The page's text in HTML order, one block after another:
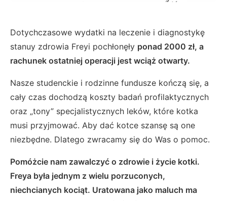
Dotychczasowe wydatki na leczenie i diagnostykę
stanuy zdrowia Freyi pochłonęły ponad 2000 zł, a
rachunek ostatniej operacji jest wciąż otwarty.
Nasze studenckie i rodzinne fundusze kończą się, a
cały czas dochodzą koszty badań profilaktycznych
oraz „tony” specjalistycznych leków, które kotka
musi przyjmować. Aby dać kotce szansę są one
niezbędne. Dlatego zwracamy się do Was o pomoc.
Pomóżcie nam zawalczyć o zdrowie i życie kotki.
Freya była jednym z wielu porzuconych,
niechcianych kociąt. Uratowana jako maluch ma